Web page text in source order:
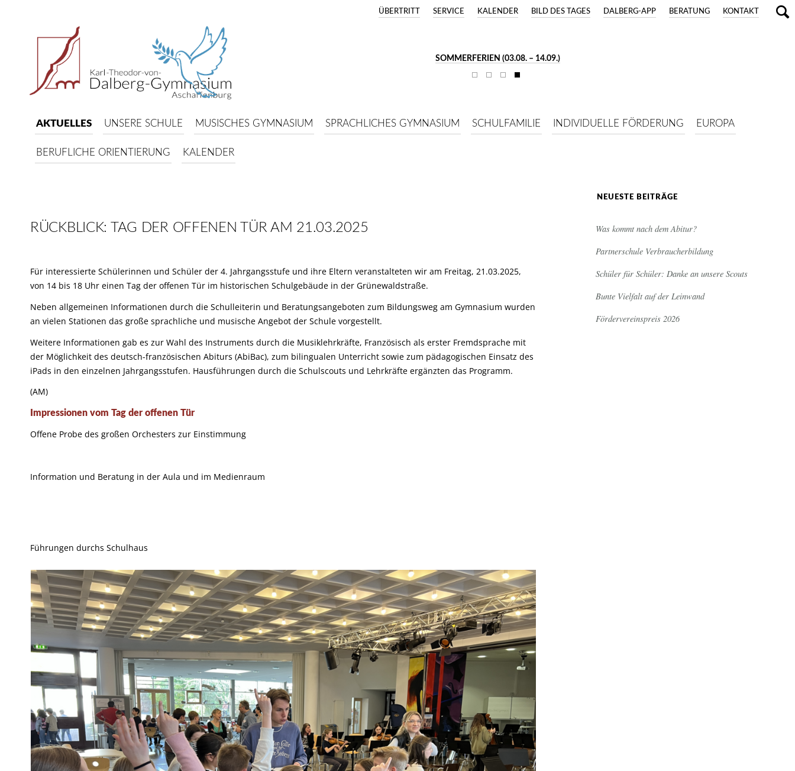
KONTAKT
BERATUNG
DALBERG-APP
BILD DES TAGES
KALENDER
SERVICE
ÜBERTRITT
SOMMERFERIEN (03.08. – 14.09.)
AKTUELLES UNSERE SCHULE MUSISCHES GYMNASIUM SPRACHLICHES GYMNASIUM SCHULFAMILIE INDIVIDUELLE FÖRDERUNG EUROPA
BERUFLICHE ORIENTIERUNG KALENDER
RÜCKBLICK: TAG DER OFFENEN TÜR AM 21.03.2025
Für interessierte Schülerinnen und Schüler der 4. Jahrgangsstufe und ihre Eltern veranstalteten wir am Freitag, 21.03.2025,
von 14 bis 18 Uhr einen Tag der offenen Tür im historischen Schulgebäude in der Grünewaldstraße.
Neben allgemeinen Informationen durch die Schulleiterin und Beratungsangeboten zum Bildungsweg am Gymnasium wurden
an vielen Stationen das große sprachliche und musische Angebot der Schule vorgestellt.
Weitere Informationen gab es zur Wahl des Instruments durch die Musiklehrkräfte, Französisch als erster Fremdsprache mit
der Möglichkeit des deutsch-französischen Abiturs (AbiBac), zum bilingualen Unterricht sowie zum pädagogischen Einsatz des
iPads in den einzelnen Jahrgangsstufen. Hausführungen durch die Schulscouts und Lehrkräfte ergänzten das Programm.
(AM)
Impressionen vom Tag der offenen Tür
Offene Probe des großen Orchesters zur Einstimmung
Information und Beratung in der Aula und im Medienraum
Führungen durchs Schulhaus
NEUESTE BEITRÄGE
Was kommt nach dem Abitur?
Partnerschule Verbraucherbildung
Schüler für Schüler: Danke an unsere Scouts
Bunte Vielfalt auf der Leinwand
Fördervereinspreis 2026